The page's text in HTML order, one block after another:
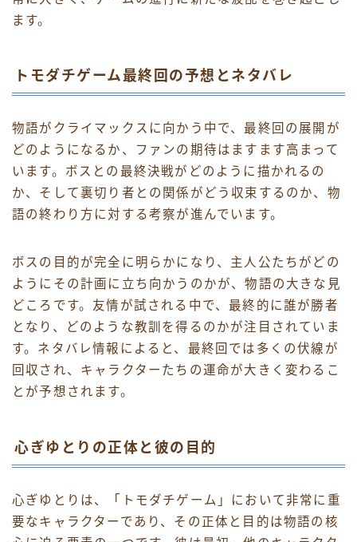
ます。
トモダチゲーム最終回の予想とネタバレ
物語がクライマックスに向かう中で、最終回の展開が
どのようになるか、ファンの期待はますます高まって
います。ボスとの最終決戦がどのように描かれるの
か、そして裏切り者との関係がどう収束するのか、物
語の終わり方に対する考察が進んでいます。
ボスの目的が完全に明らかになり、主人公たちがどの
ようにその計画に立ち向かうのかが、物語の大きな見
どころです。友情が試される中で、最終的に誰が勝者
となり、どのような教訓を得るのかが注目されていま
す。ネタバレ情報によると、最終回では多くの伏線が
回収され、キャラクターたちの運命が大きく変わるこ
とが予想されます。
心ぎゆとりの正体と彼の目的
心ぎゆとりは、「トモダチゲーム」において非常に重
要なキャラクターであり、その正体と目的は物語の核